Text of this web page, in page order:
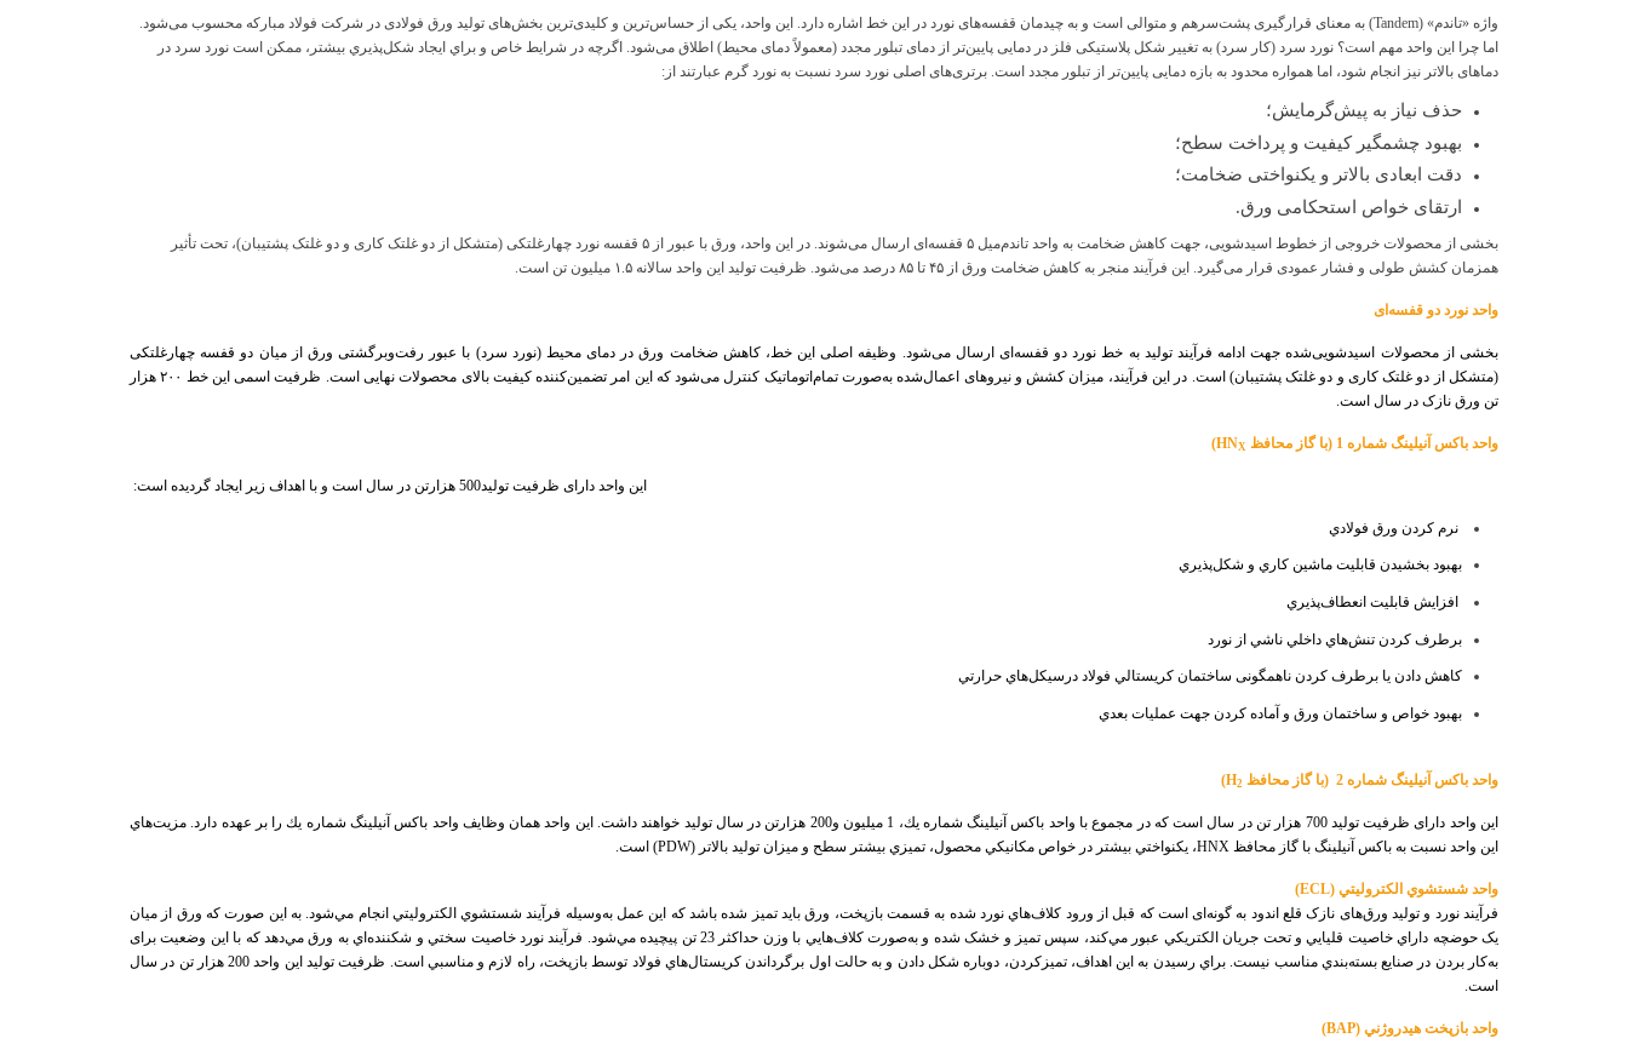
واژه «تاندم» (Tandem) به معنای قرارگیری پشت‌سر‌هم و متوالی است و به چیدمان قفسه‌های نورد در این خط اشاره دارد. این واحد، یکی از حساس‌ترین و کلیدی‌ترین بخش‌های تولید ورق فولادی در شرکت فولاد مبارکه محسوب می‌شود.
اما چرا این واحد مهم است؟ نورد سرد (کار سرد) به تغییر شکل پلاستیکی فلز در دمایی پایین‌تر از دمای تبلور مجدد (معمولاً دمای محیط) اطلاق می‌شود. اگرچه در شرایط خاص و براي ايجاد شكل‌پذيري بيشتر، ممکن است نورد سرد در
دماهای بالاتر نیز انجام شود، اما همواره محدود به بازه دمایی پایین‌تر از تبلور مجدد است. برتری‌های اصلی نورد سرد نسبت به نورد گرم عبارتند از:
حذف نیاز به پیش‌گرمایش؛
بهبود چشمگیر کیفیت و پرداخت سطح؛
دقت ابعادی بالاتر و یکنواختی ضخامت؛
ارتقای خواص استحکامی ورق.
بخشی از محصولات خروجی از خطوط اسیدشویی، جهت کاهش ضخامت به واحد تاندم‌میل ۵ قفسه‌ای ارسال می‌شوند. در این واحد، ورق با عبور از ۵ قفسه نورد چهارغلتکی (متشکل از دو غلتک کاری و دو غلتک پشتیبان)، تحت تأثیر
همزمان کشش طولی و فشار عمودی قرار می‌گیرد. این فرآیند منجر به کاهش ضخامت ورق از ۴۵ تا ۸۵ درصد می‌شود. ظرفیت تولید این واحد سالانه ۱.۵ میلیون تن است.
واحد نورد دو قفسه‌ای
بخشی از محصولات اسیدشویی‌شده جهت ادامه فرآیند تولید به خط نورد دو قفسه‌ای ارسال می‌شود. وظیفه اصلی این خط، کاهش ضخامت ورق در دمای محیط (نورد سرد) با عبور رفت‌وبرگشتی ورق از میان دو قفسه چهارغلتکی
(متشکل از دو غلتک کاری و دو غلتک پشتیبان) است. در این فرآیند، میزان کشش و نیروهای اعمال‌شده به‌صورت تمام‌اتوماتیک کنترل می‌شود که این امر تضمین‌کننده کیفیت بالای محصولات نهایی است. ظرفیت اسمی این خط ۲۰۰ هزار
تن ورق نازک در سال است.
واحد باكس آنيلينگ شماره 1 (با گاز محافظ HNX
)
اين واحد دارای ظرفيت توليد500 هزارتن در سال است و با اهداف زير ايجاد گرديده است :
نرم كردن ورق فولادي
بهبود بخشيدن قابليت ماشين كاري و شكل‌پذيري
افزایش قابليت انعطاف‌پذيري
برطرف كردن تنش‌هاي داخلي ناشي از نورد
كاهش دادن يا برطرف كردن ناهمگونی ساختمان كريستالي فولاد درسيكل‌هاي حرارتي
بهبود خواص و ساختمان ورق و آماده كردن جهت عمليات بعدي
واحد باكس آنيلينگ شماره 2 (با گاز محافظ H2
)
اين واحد دارای ظرفيت توليد 700 هزار تن در سال است كه در مجموع با واحد باكس آنيلينگ شماره يك، 1 میلیون و200 هزارتن در سال توليد خواهند داشت. این واحد همان وظایف واحد باكس آنيلينگ شماره يك را بر عهده دارد. مزيت‌هاي
اين واحد نسبت به باكس آنيلينگ با گاز محافظ HNX، يكنواختي بيشتر در خواص مكانيكي محصول، تميزي بيشتر سطح و میزان تولید بالاتر (PDW) است.
واحد شستشوي الکتروليتي (ECL
)
فرآیند نورد و تولید ورق‌های نازک قلع اندود به گونه‌ای است که قبل از ورود کلاف‌هاي نورد شده به قسمت بازپخت، ورق بايد تميز شده باشد که اين عمل بهوسيله فرآيند شستشوي الکتروليتي انجام مي‌شود. به این صورت که ورق از ميان
يک حوضچه داراي خاصيت قليايي و تحت جريان الکتريکي عبور مي‌کند، سپس تميز و خشک شده و به‌صورت کلاف‌‌هايي با وزن حداکثر 23 تن پيچيده مي‌شود. فرآيند نورد خاصيت سختي و شکننده‌اي به ورق مي‌دهد که با اين وضعيت برای
به
کار بردن در صنايع بسته‌بندي مناسب نيست. براي رسيدن به اين اهداف، تميزکردن، دوباره شکل دادن و به حالت اول برگرداندن کريستال‌هاي فولاد توسط بازپخت، راه لازم و مناسبي است. ظرفيت توليد اين واحد 200 هزار تن در سال
است.
واحد بازپخت هيدروژني (BAP
)